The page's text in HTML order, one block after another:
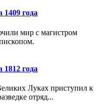
1409 года
мир с магистром
1812 года
Луках приступил к
отряд...